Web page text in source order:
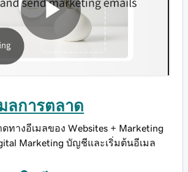
ลการตลาด
ทางอีเมลของ Websites + Marketing
Marketing บัญชีและเริ่มต้นอีเมล